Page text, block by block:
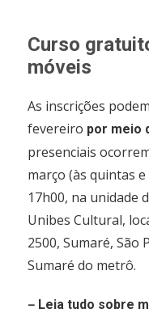
Curso
móveis
As inscrições
fevereiro por meio
presenciais
março (às quintas
17h00, na unidade
Unibes Cultural,
2500, Sumaré, São
Sumaré do metrô.
– Leia tudo sobre